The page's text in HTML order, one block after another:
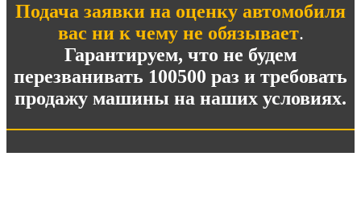
Подача заявки на оценку автомобиля
вас ни к чему не обязывает.
Гарантируем, что не будем
перезванивать 100500 раз и требовать
продажу машины на наших условиях.